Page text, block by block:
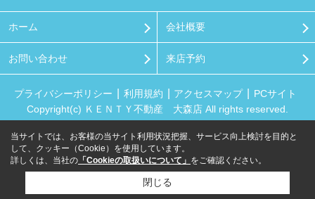
ホーム 会社概要
お問い合わせ 来店予約
プライバシーポリシー 利用規約 アクセスマップ
PCサイト
Copyright(c) ＫＥＮＴＹ不動産 大森店 All rights reserved.
当サイトでは、お客様の当サイト利用状況把握、サービス向上検討を目的と
して、クッキー（Cookie）を使用しています。
詳しくは、当社の 「Cookieの取扱いについて」 をご確認ください。
閉じる